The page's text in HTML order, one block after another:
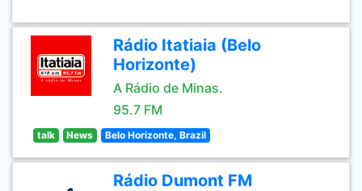
Rádio Itatiaia (Belo
Horizonte)
A Rádio de Minas.
95.7 FM
talk News Belo Horizonte, Brazil
Rádio Dumont FM